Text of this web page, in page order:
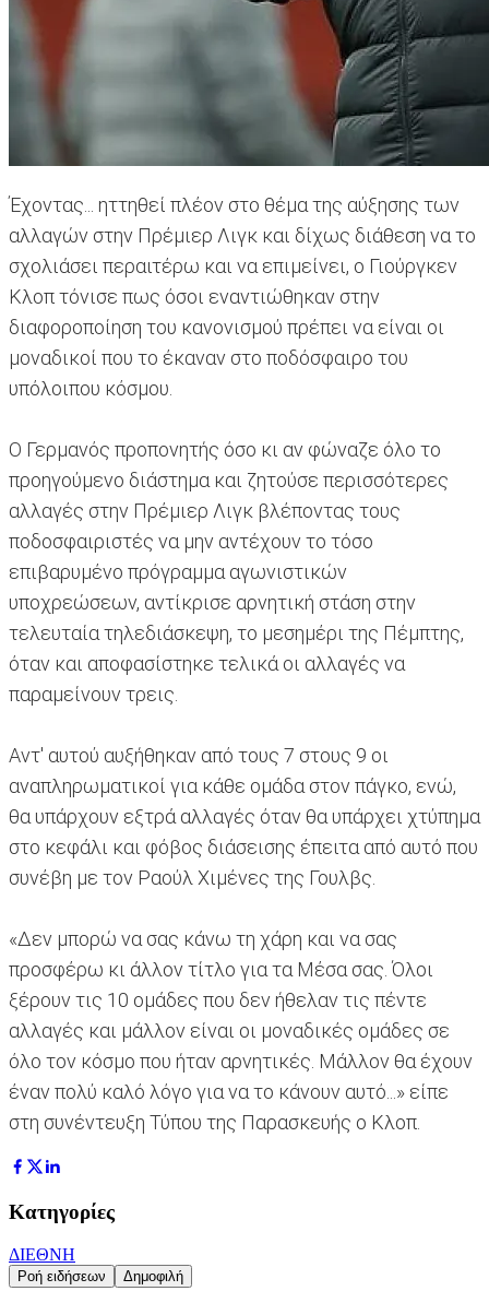
Έχοντας... ηττηθεί πλέον στο θέμα της αύξησης των
αλλαγών στην Πρέμιερ Λιγκ και δίχως διάθεση να το
σχολιάσει περαιτέρω και να επιμείνει, ο Γιούργκεν
Κλοπ τόνισε πως όσοι εναντιώθηκαν στην
διαφοροποίηση του κανονισμού πρέπει να είναι οι
μοναδικοί που το έκαναν στο ποδόσφαιρο του
υπόλοιπου κόσμου.
Ο Γερμανός προπονητής όσο κι αν φώναζε όλο το
προηγούμενο διάστημα και ζητούσε περισσότερες
αλλαγές στην Πρέμιερ Λιγκ βλέποντας τους
ποδοσφαιριστές να μην αντέχουν το τόσο
επιβαρυμένο πρόγραμμα αγωνιστικών
υποχρεώσεων, αντίκρισε αρνητική στάση στην
τελευταία τηλεδιάσκεψη, το μεσημέρι της Πέμπτης,
όταν και αποφασίστηκε τελικά οι αλλαγές να
παραμείνουν τρεις.
Αντ' αυτού αυξήθηκαν από τους 7 στους 9 οι
αναπληρωματικοί για κάθε ομάδα στον πάγκο, ενώ,
θα υπάρχουν εξτρά αλλαγές όταν θα υπάρχει χτύπημα
στο κεφάλι και φόβος διάσεισης έπειτα από αυτό που
συνέβη με τον Ραούλ Χιμένες της Γουλβς.
«Δεν μπορώ να σας κάνω τη χάρη και να σας
προσφέρω κι άλλον τίτλο για τα Μέσα σας. Όλοι
ξέρουν τις 10 ομάδες που δεν ήθελαν τις πέντε
αλλαγές και μάλλον είναι οι μοναδικές ομάδες σε
όλο τον κόσμο που ήταν αρνητικές. Μάλλον θα έχουν
έναν πολύ καλό λόγο για να το κάνουν αυτό...» είπε
στη συνέντευξη Τύπου της Παρασκευής ο Κλοπ.
Κατηγορίες
ΔΙΕΘΝΗ
Ροή ειδήσεων Δημοφιλή